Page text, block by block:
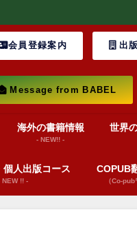
会員登録案内 出
Message from BABEL
海外の書籍情報
- NEW!! -
世界
個人出版コース
NEW !! -
COPUB
（Co-pub